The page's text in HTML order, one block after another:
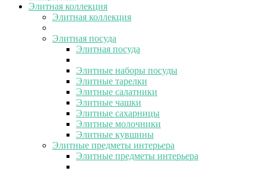
Элитная коллекция
Элитная коллекция
Элитная посуда
Элитная посуда
Элитные наборы посуды
Элитные тарелки
Элитные салатники
Элитные чашки
Элитные сахарницы
Элитные молочники
Элитные кувшины
Элитные предметы интерьера
Элитные предметы интерьера